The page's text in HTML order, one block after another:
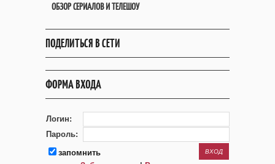
ОБЗОР СЕРИАЛОВ И ТЕЛЕШОУ
ПОДЕЛИТЬСЯ В СЕТИ
ФОРМА ВХОДА
Логин:
Пароль:
запомнить